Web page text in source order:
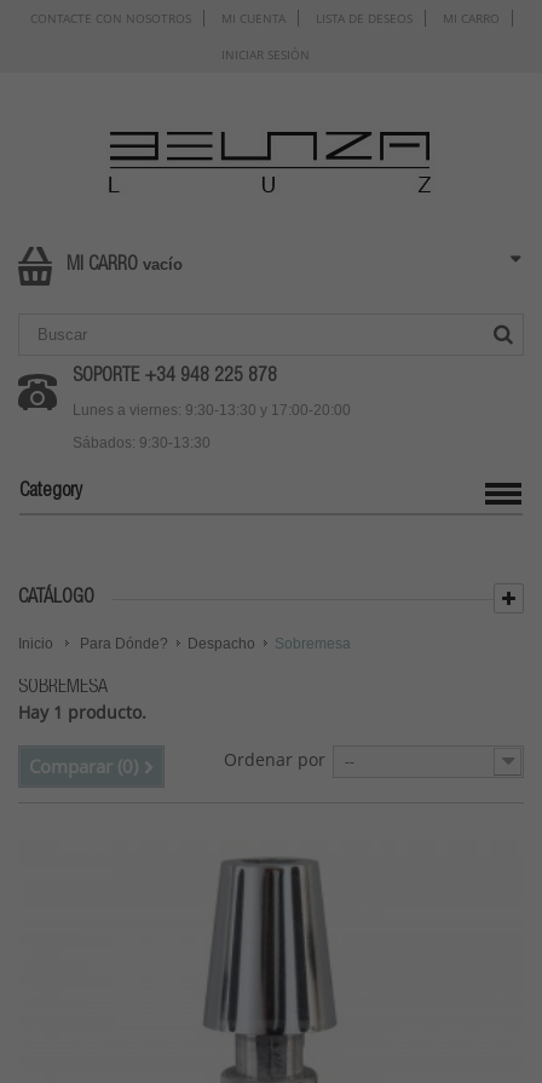
CONTACTE CON NOSOTROS MI CUENTA LISTA DE DESEOS MI CARRO
INICIAR SESIÓN
MI CARRO vacío
SOPORTE +34 948 225 878
Lunes a viernes: 9:30-13:30 y 17:00-20:00
Sábados: 9:30-13:30
Category
CATÁLOGO
Inicio Para Dónde? Despacho Sobremesa
SOBREMESA
Hay 1 producto.
Ordenar por --
Comparar (0)